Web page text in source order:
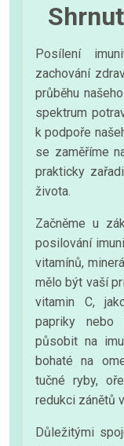
Posílení
zachování
průběhu
spektrum
k podpoře
se zaměříme
prakticky
života.
Začněme u
posilování
vitamínů,
mělo být vaší
vitamin C,
papriky nebo
působit na
bohaté na
tučné ryby,
redukci zánětů
Důležitými